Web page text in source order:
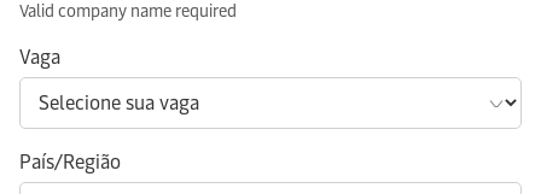
Valid company name required
Vaga
País/Região